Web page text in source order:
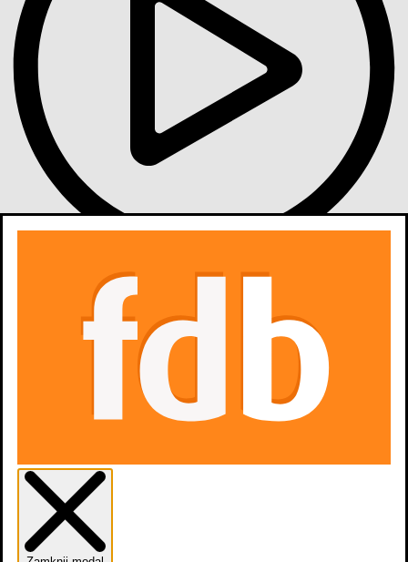
Gdzie obejrzeć
Aktualnie tytuł nie jest dostępny na
platformach